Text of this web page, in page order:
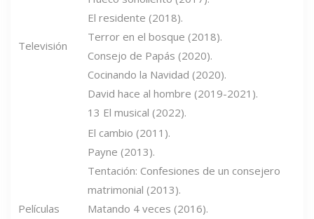
Televisión
El residente (2018).
Terror en el bosque (2018).
Consejo de Papás ​​(2020).
Cocinando la Navidad (2020).
David hace al hombre (2019-2021).
13 El musical (2022).
Películas
El cambio (2011).
Payne (2013).
Tentación: Confesiones de un consejero
matrimonial (2013).
Matando 4 veces (2016).